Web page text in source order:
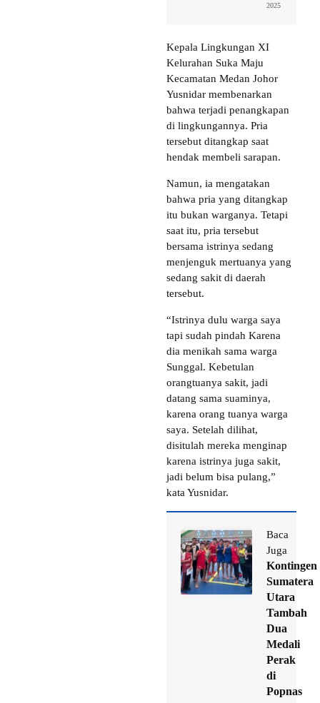
2025
Kepala Lingkungan XI
Kelurahan Suka Maju
Kecamatan Medan Johor
Yusnidar membenarkan
bahwa terjadi penangkapan
di lingkungannya. Pria
tersebut ditangkap saat
hendak membeli sarapan.
Namun, ia mengatakan
bahwa pria yang ditangkap
itu bukan warganya. Tetapi
saat itu, pria tersebut
bersama istrinya sedang
menjenguk mertuanya yang
sedang sakit di daerah
tersebut.
“Istrinya dulu warga saya
tapi sudah pindah Karena
dia menikah sama warga
Sunggal. Kebetulan
orangtuanya sakit, jadi
datang sama suaminya,
karena orang tuanya warga
saya. Setelah dilihat,
disitulah mereka menginap
karena istrinya juga sakit,
jadi belum bisa pulang,”
kata Yusnidar.
Baca
Juga
Kontingen
Sumatera
Utara
Tambah
Dua
Medali
Perak
di
Popnas